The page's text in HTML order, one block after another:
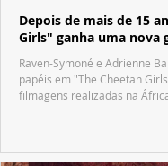
Depois de mais de 15
Girls" ganha uma nova
Raven-Symoné e Adrienne
papéis em "The Cheetah
filmagens realizadas na